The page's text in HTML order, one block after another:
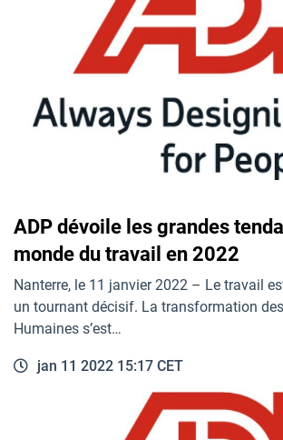
ADP dévoile les grandes
monde du travail en 2022
Nanterre, le 11 janvier 2022 – Le travail
un tournant décisif. La transformation
Humaines s’est…
jan 11 2022 15:17 CET